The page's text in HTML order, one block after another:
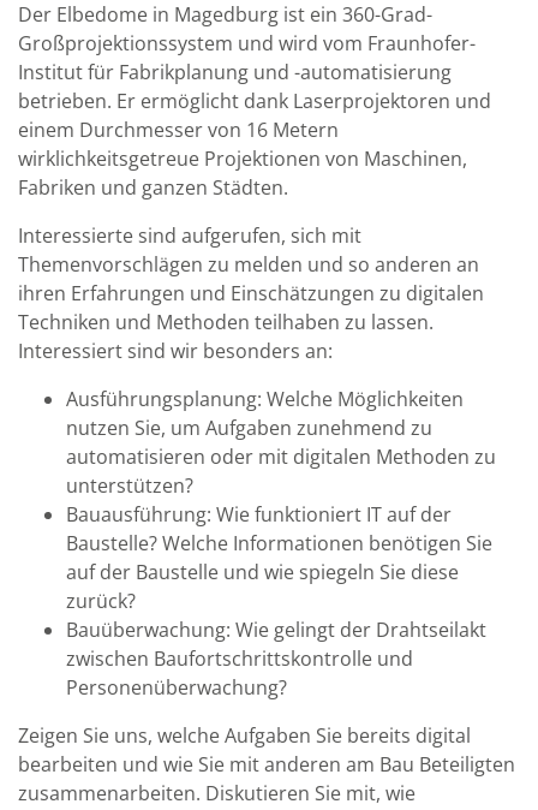
Der Elbedome in Magedburg ist ein 360-Grad-
Großprojektionssystem und wird vom Fraunhofer-
Institut für Fabrikplanung und -automatisierung
betrieben. Er ermöglicht dank Laserprojektoren und
einem Durchmesser von 16 Metern
wirklichkeitsgetreue Projektionen von Maschinen,
Fabriken und ganzen Städten.
Interessierte sind aufgerufen, sich mit
Themenvorschlägen zu melden und so anderen an
ihren Erfahrungen und Einschätzungen zu digitalen
Techniken und Methoden teilhaben zu lassen.
Interessiert sind wir besonders an:
Ausführungsplanung: Welche Möglichkeiten
nutzen Sie, um Aufgaben zunehmend zu
automatisieren oder mit digitalen Methoden zu
unterstützen?
Bauausführung: Wie funktioniert IT auf der
Baustelle? Welche Informationen benötigen Sie
auf der Baustelle und wie spiegeln Sie diese
zurück?
Bauüberwachung: Wie gelingt der Drahtseilakt
zwischen Baufortschrittskontrolle und
Personenüberwachung?
Zeigen Sie uns, welche Aufgaben Sie bereits digital
bearbeiten und wie Sie mit anderen am Bau Beteiligten
zusammenarbeiten. Diskutieren Sie mit, wie